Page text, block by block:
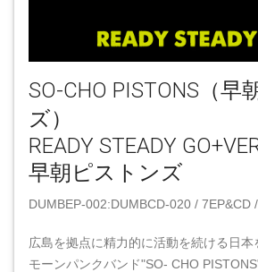
SO-CHO PISTONS（早
ズ）
READY STEADY
早朝ピストンズ
DUMBEP-002:DUMBCD-020 / 7EP&CD
広島を拠点に精力的に活動を続ける日本
モーンパンクバンド"SO- CHO